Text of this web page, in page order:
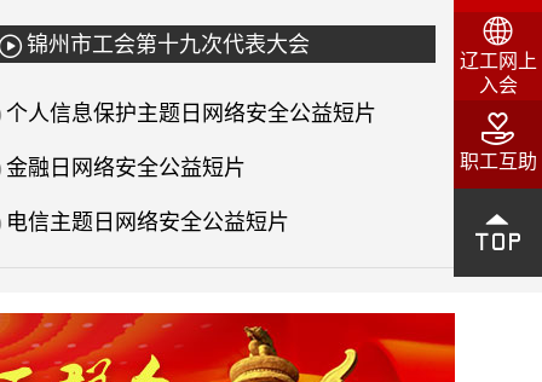

辽工网上
入会

职工互助

锦州市工会第十九次代表大会
个人信息保护主题日网络安全公益短片
金融日网络安全公益短片
电信主题日网络安全公益短片